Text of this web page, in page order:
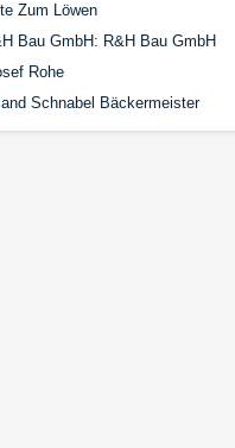
Zum Löwen
Bau GmbH: R&H Bau GmbH
Rohe
Schnabel Bäckermeister